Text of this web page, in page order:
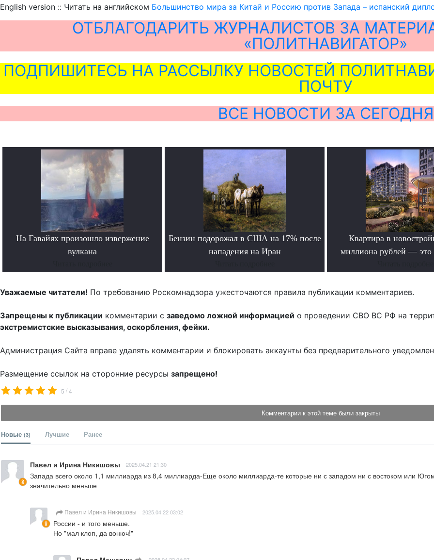
English version :: Читать на английском Большинство мира за Китай и Россию против Запада – испанский
ОТБЛАГОДАРИТЬ ЖУРНАЛИСТОВ ЗА
«ПОЛИТНАВИГАТОР»
ПОДПИШИТЕСЬ НА РАССЫЛКУ НОВОСТЕЙ
ПОЧТУ
ВСЕ НОВОСТИ ЗА СЕГОДНЯ
На Гавайях произошло извержение
вулкана
Бензин подорожал в США на 17% после
нападения на Иран
Квартира в
миллиона рублей — это
Уважаемые читатели! По требованию Роскомнадзора ужесточаются правила публикации комментариев.
Запрещены к публикации комментарии с заведомо ложной информацией о проведении СВО ВС РФ на
экстремистские высказывания, оскорбления, фейки.
Администрация Сайта вправе удалять комментарии и блокировать аккаунты без предварительного
Размещение ссылок на сторонние ресурсы запрещено!
5 /4
Комментарии к этой теме были закрыты
Новые (3) Лучшие Ранее
Павел и Ирина Никишовы 2025.04.21 21:30
Запада всего около 1,1 миллиарда из 8,4 миллиарда-Еще около миллиарда-те которые ни с западом ни с востоком или
значительно меньше
Павел и Ирина Никишовы 2025.04.22 03:02
России - и того меньше.
Но "мал клоп, да вонюч!"